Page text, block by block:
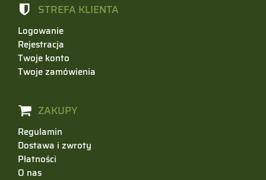
STREFA KLIENTA
Logowanie
Rejestracja
Twoje konto
Twoje zamówienia
ZAKUPY
Regulamin
Dostawa i zwroty
Płatności
O nas